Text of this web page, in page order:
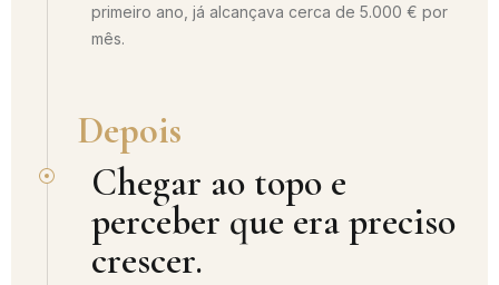
primeiro ano, já alcançava cerca de 5.000 € por
mês.
Depois
Chegar ao topo e
perceber que era preciso
crescer.